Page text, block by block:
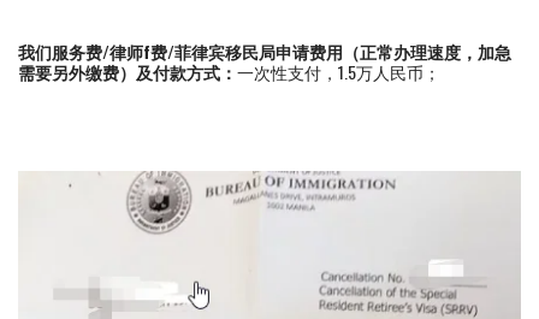
我们服务费/律师f费/菲律宾移民局申请费用（正常办理速度，加急
需要另外缴费）及付款方式： 一次性支付，1.5万人民币；